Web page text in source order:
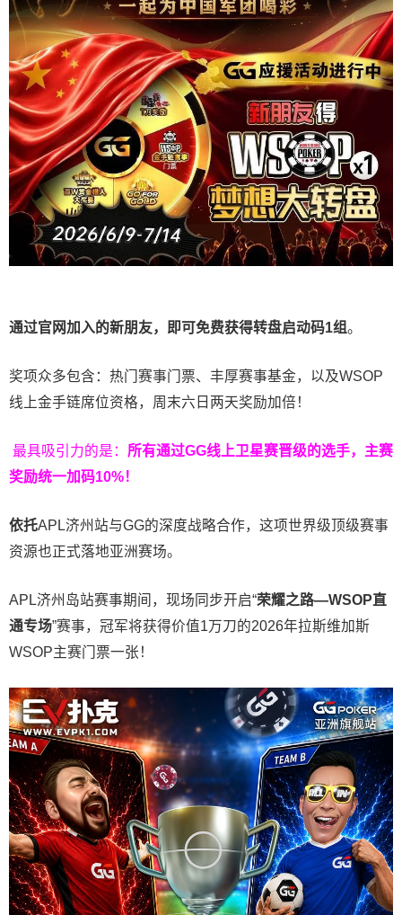
通过官网加入的新朋友，即可免费获得转盘启动码1组。
奖项众多包含：热门赛事门票、丰厚赛事基金，以及WSOP
线上金手链席位资格， 周末六日两天奖励加倍！
最具吸引力的是： 所有通过GG线上卫星赛晋级的选手，主赛
奖励统一加码10%！
依托APL济州站与GG的深度战略合作，这项世界级顶级赛事
资源也正式落地亚洲赛场。
APL济州岛站赛事期间，现场同步开启“荣耀之路—WSOP直
通专场”赛事，冠军将获得价值1万刀的2026年拉斯维加斯
WSOP主赛门票一张！